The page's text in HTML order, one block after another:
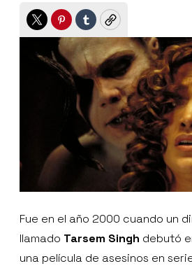
TwitterPinterest
TumblrCopy
Fue en el año 2000 cuando un
llamado Tarsem Singh debutó
una película de asesinos en